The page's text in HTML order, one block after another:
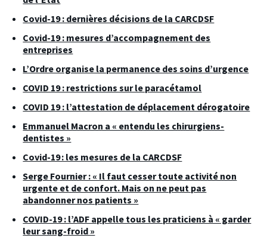
Covid-19 : dernières décisions de la CARCDSF
Covid-19 : mesures d’accompagnement des
entreprises
L’Ordre organise la permanence des soins d’urgence
COVID 19 : restrictions sur le paracétamol
COVID 19 : l’attestation de déplacement dérogatoire
Emmanuel Macron a « entendu les chirurgiens-
dentistes »
Covid-19 : les mesures de la CARCDSF
Serge Fournier : « Il faut cesser toute activité non
urgente et de confort. Mais on ne peut pas
abandonner nos patients »
COVID-19 : l’ADF appelle tous les praticiens à « garder
leur sang-froid »